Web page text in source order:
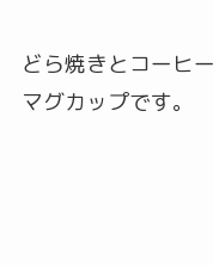
どら焼きとコーヒ
マグカップです。